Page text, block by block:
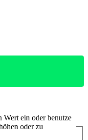
ein oder benutze
oder zu